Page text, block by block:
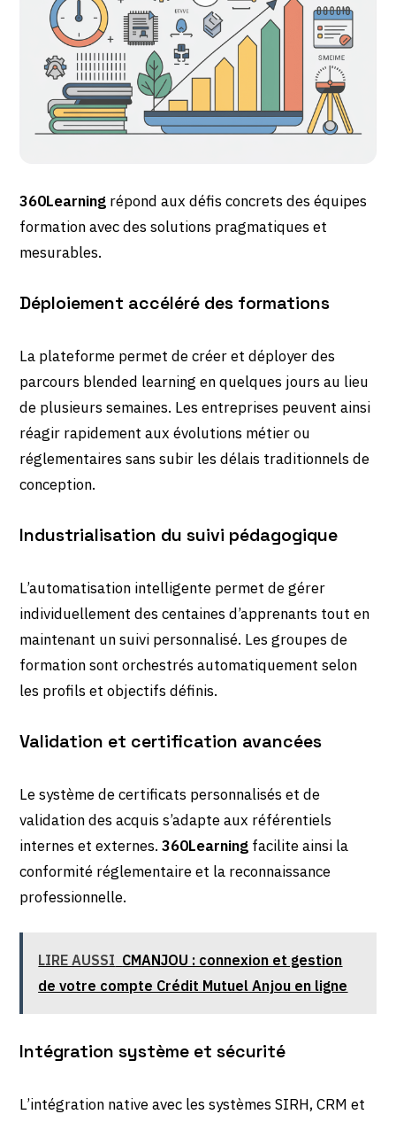
360Learning répond aux défis concrets des équipes
formation avec des solutions pragmatiques et
mesurables.
Déploiement accéléré des formations
La plateforme permet de créer et déployer des
parcours blended learning en quelques jours au lieu
de plusieurs semaines. Les entreprises peuvent ainsi
réagir rapidement aux évolutions métier ou
réglementaires sans subir les délais traditionnels de
conception.
Industrialisation du suivi pédagogique
L’automatisation intelligente permet de gérer
individuellement des centaines d’apprenants tout en
maintenant un suivi personnalisé. Les groupes de
formation sont orchestrés automatiquement selon
les profils et objectifs définis.
Validation et certification avancées
Le système de certificats personnalisés et de
validation des acquis s’adapte aux référentiels
internes et externes.360Learning facilite ainsi la
conformité réglementaire et la reconnaissance
professionnelle.
LIRE AUSSI CMANJOU : connexion et gestion
de votre compte Crédit Mutuel Anjou en ligne
Intégration système et sécurité
L’intégration native avec les systèmes SIRH, CRM et